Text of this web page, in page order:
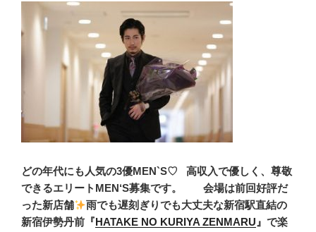
どの年代にも人気の3優MEN`S♡ 高収入で優しく、尊敬
できるエリートMEN‘S募集です。 会場は前回好評だ
った新店舗
雨でも遅刻ぎりでも大丈夫な新宿駅直結の
新宿伊勢丹前 『HATAKE NO KURIYA ZENMARU 』で楽